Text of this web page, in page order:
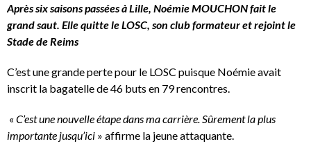
Après six saisons passées à Lille, Noémie MOUCHON fait le
grand saut. Elle quitte le LOSC, son club formateur et rejoint le
Stade de Reims
C’est une grande perte pour le LOSC puisque Noémie avait
inscrit la bagatelle de 46 buts en 79 rencontres.
« C’est une nouvelle étape dans ma carrière. Sûrement la plus
importante jusqu’ici » affirme la jeune attaquante.